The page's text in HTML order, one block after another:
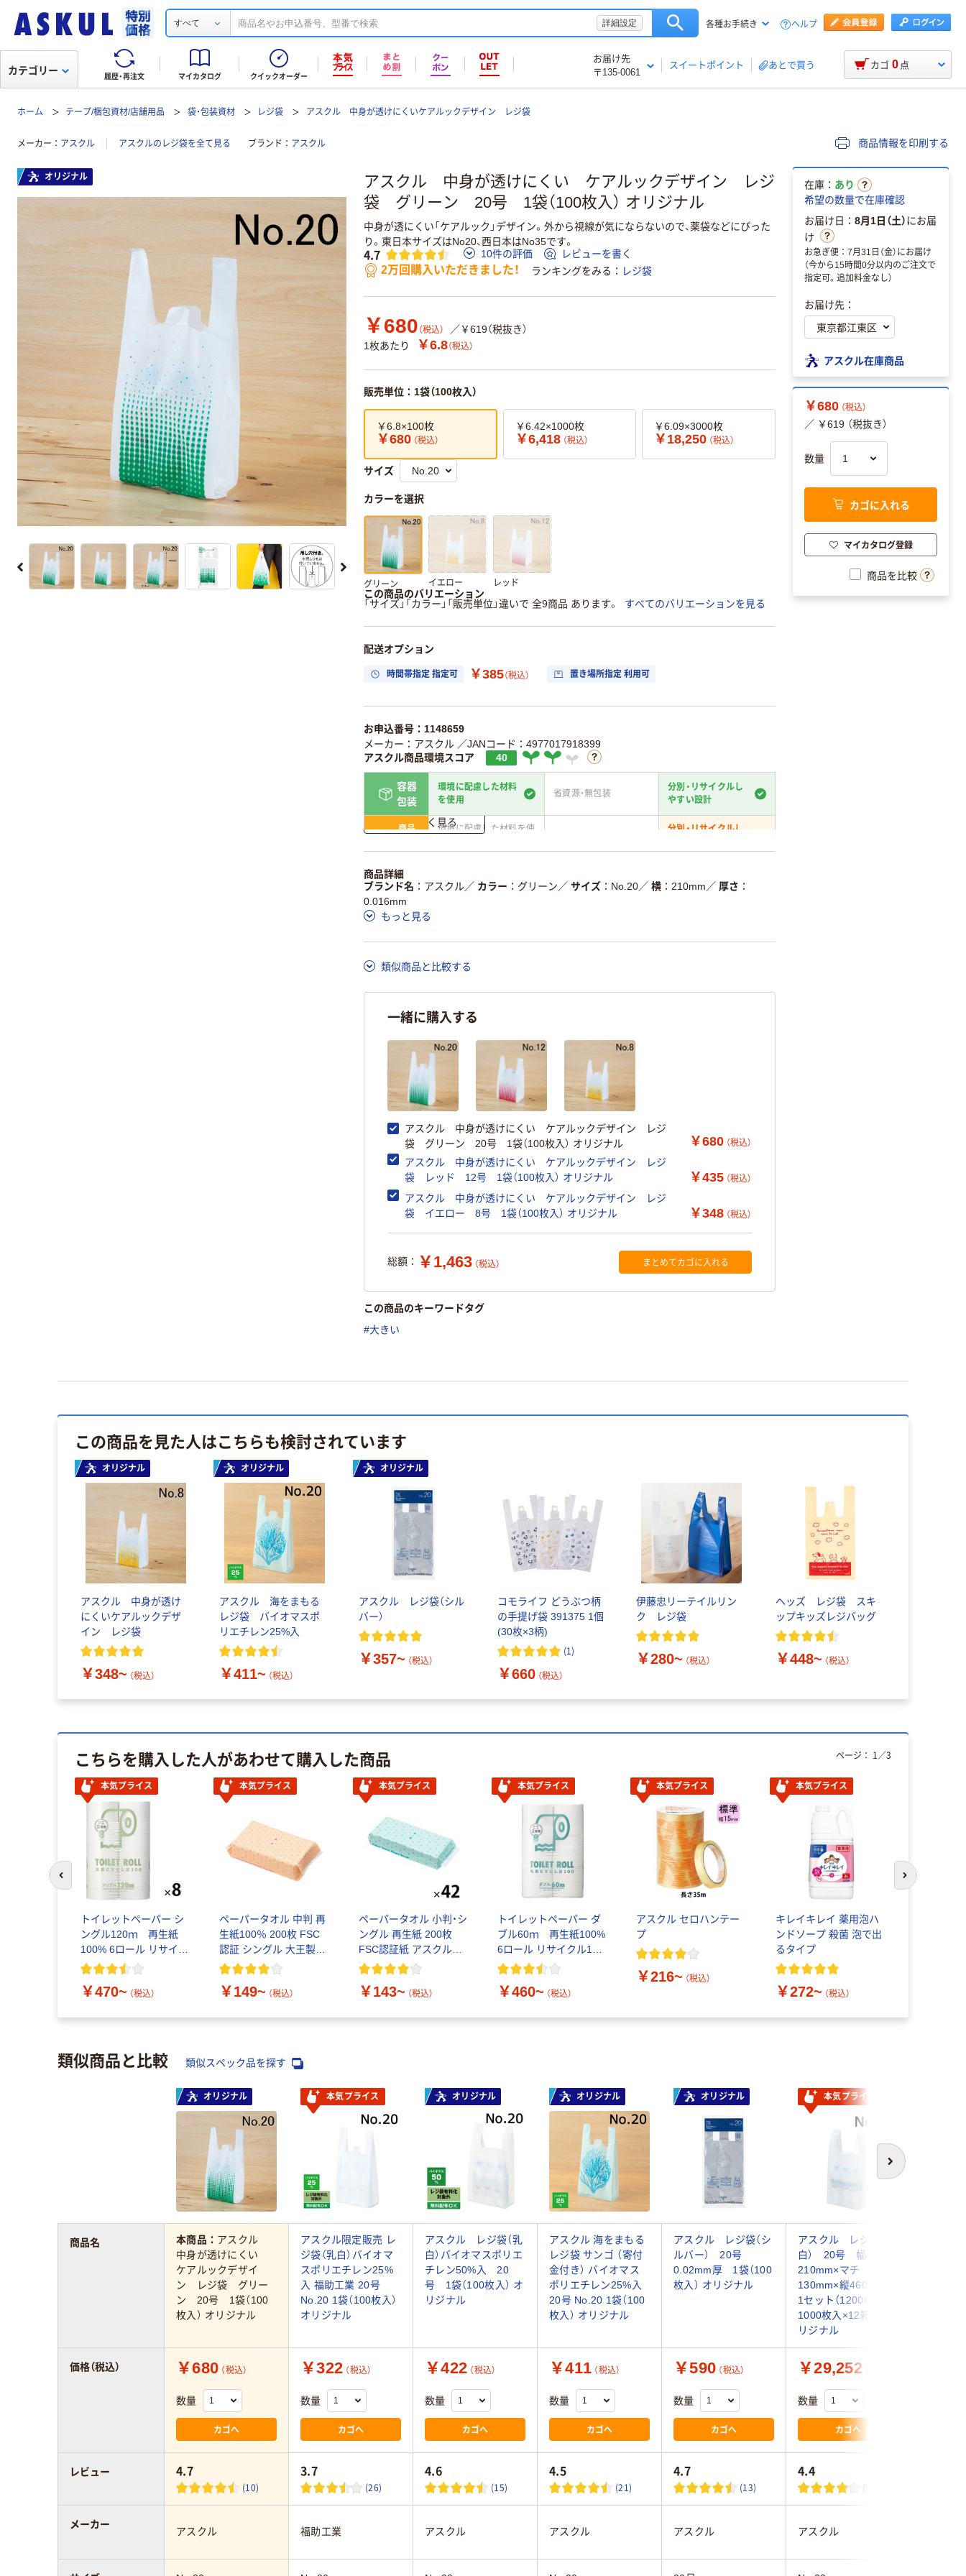
すべて 詳細設定 各種お手続き ヘルプ
履歴・再注文 マイカタログ クイックオーダー
お届け先
〒135-0061
スイートポイント あとで買う
カテゴリー カゴ 0 点
ホーム テープ/梱包資材/店舗用品 袋・包装資材 レジ袋 アスクル 中身が透けにくいケアルックデザイン レジ袋
メーカー アスクル アスクルのレジ袋を全て見る ブランド アスクル 商品情報を印刷する
アスクル 中身が透けにくい ケアルックデザイン レジ
袋 グリーン 20号 1袋（100枚入） オリジナル
中身が透にくい「ケアルック」デザイン。外から視線が気にならないので、薬袋などにぴった
り。東日本サイズはNo20、西日本はNo35です。
4.7 10件の評価 レビューを書く
2万回購入いただきました！ ランキングをみる レジ袋
￥680 （税込）
／￥619（税抜き）
1枚あたり
￥6.8（税込）
販売単位：1袋（100枚入）
￥6.8×100枚
￥680 （税込）
￥6.42×1000枚
￥6,418 （税込）
￥6.09×3000枚
￥18,250 （税込）
サイズ
カラーを選択
グリーン イエロー レッド
この商品のバリエーション
「サイズ」「カラー」「販売単位」違いで 全9商品 あります。
すべてのバリエーションを見る
配送オプション
時間帯指定 指定可 ￥385（税込） 置き場所指定 利用可
お申込番号：1148659
メーカー：アスクル ／JANコード：4977017918399
アスクル商品環境スコア
40
容器
包装
環境に配慮した材料
を使用
省資源・無包装
分別・リサイクルし
やすい設計
商品
環境に配慮した材料を使
分別・リサイクルし
仕組
る
ている
削減
この商品の環境配慮ポイントです。詳しくはページ下部の商品詳細「
ア詳細／加点項目
詳しく見る
商品詳細
ブランド名
アスクル／ カラー グリーン ／ サイズ No.20／ 横 210mm ／ 厚さ
0.016mm
もっと見る
類似商品と比較する
一緒に購入する
アスクル 中身が透けにくい ケアルックデザイン レジ
袋 グリーン 20号 1袋（100枚入） オリジナル
￥680 （税込）
アスクル 中身が透けにくい ケアルックデザイン レジ
袋 レッド 12号 1袋（100枚入） オリジナル
￥435 （税込）
アスクル 中身が透けにくい ケアルックデザイン レジ
袋 イエロー 8号 1袋（100枚入） オリジナル
￥348 （税込）
総額： ￥1,463 （税込） まとめてカゴに入れる
この商品のキーワードタグ
#大きい
オリジナル
在庫： あり
希望の数量で在庫確認
お届け日： 8月1日（土）にお届
け
お急ぎ便：7月31日（金）にお届け
（今から15時間0分以内のご注文で
指定可。追加料金なし）
お届け先：
アスクル在庫商品
￥680 （税込）
／ ￥619 （税抜き）
数量
カゴに入れる
マイカタログ登録
商品を比較
この商品を見た人はこちらも検討されています
オリジナル
アスクル 中身が透け
にくいケアルックデザ
イン レジ袋
￥348~ （税込）
オリジナル
アスクル 海をまもる
レジ袋 バイオマスポ
リエチレン25%入
￥411~ （税込）
オリジナル
アスクル レジ袋（シル
バー）
￥357~ （税込）
コモライフ どうぶつ柄
の手提げ袋 391375 1個
(30枚×3柄)
(1)
￥660 （税込）
伊藤忠リーテイルリン
ク レジ袋
￥280~ （税込）
ヘッズ レジ袋 スキ
ップキッズレジバッグ
￥448~ （税込）
こちらを購入した人があわせて購入した商品
本気プライス
トイレットペーパー シ
ングル120ｍ 再生紙
100% 6ロール リサイク
ル100 芯あり FSC認
￥470~ （税込）
本気プライス
ペーパータオル 中判 再
生紙100％ 200枚 FSC
認証 シングル 大王製紙
共同企画 オリジナル
￥149~ （税込）
本気プライス
ペーパータオル 小判・シ
ングル 再生紙 200枚
FSC認証紙 アスクルオ
リジナル
￥143~ （税込）
本気プライス
トイレットペーパー ダ
ブル60ｍ 再生紙100%
6ロール リサイクル100
芯あり FSC認証
￥460~ （税込）
本気プライス
アスクル セロハンテー
プ
￥216~ （税込）
本気プライス
キレイキレイ 薬用泡ハ
ンドソープ 殺菌 泡で出
るタイプ
￥272~ （税込）
ページ： 1 ／3
前のスライドへ 次のスライド
類似商品と比較 類似スペック品を探す
次へ
オリジナル 本気プライス オリジナル オリジナル オリジナル 本気プライス
本商品： アスクル
中身が透けにくい
ケアルックデザイ
ン レジ袋 グリー
ン 20号 1袋（100
枚入） オリジナル
アスクル限定販売 レ
ジ袋（乳白）バイオマ
スポリエチレン25%
入 福助工業 20号
No.20 1袋（100枚入）
オリジナル
アスクル レジ袋（乳
白）バイオマスポリエ
チレン50%入 20
号 1袋（100枚入） オ
リジナル
アスクル 海をまもる
レジ袋 サンゴ （寄付
金付き） バイオマス
ポリエチレン25%入
20号 No.20 1袋（100
枚入） オリジナル
アスクル レジ袋（シ
ルバー） 20号
0.02mm厚 1袋（100
枚入） オリジナル
アスクル レジ袋（乳
白） 20号 幅
210mm×マチ
130mm×縦460mm
1セット（12000枚：
1000枚入×12箱） オ
リジナル
￥680 （税込）
数量
カゴへ
￥322 （税込）
数量
カゴへ
￥422 （税込）
数量
カゴへ
￥411 （税込）
数量
カゴへ
￥590 （税込）
数量
カゴへ
￥29,252
数量
カゴへ
4.7
(10)
3.7
(26)
4.6
(15)
4.5
(21)
4.7
(13)
4.4
(89)
アスクル 福助工業 アスクル アスクル アスクル アスクル
商品名
価格（税込）
レビュー
メーカー